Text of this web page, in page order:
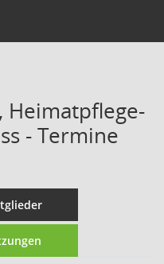
Heimatpflege-
- Termine